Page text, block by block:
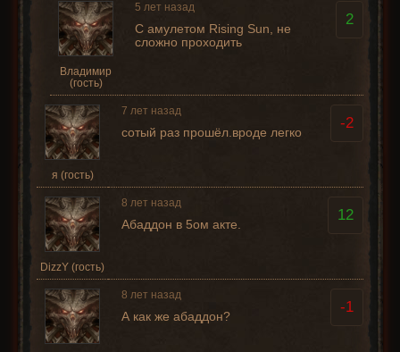
Владимир
(гость)
2
5 лет назад
С амулетом Rising Sun, не
сложно проходить
я (гость)
-2
7 лет назад
сотый раз прошёл.вроде легко
DizzY (гость)
12
8 лет назад
Абаддон в 5ом акте.
-1
8 лет назад
А как же абаддон?